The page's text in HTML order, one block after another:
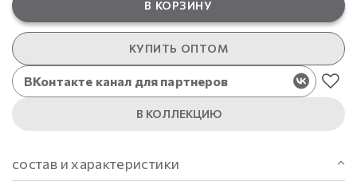
В КОРЗИНУ
КУПИТЬ ОПТОМ
ВКонтакте канал для партнеров
В КОЛЛЕКЦИЮ
состав и характеристики